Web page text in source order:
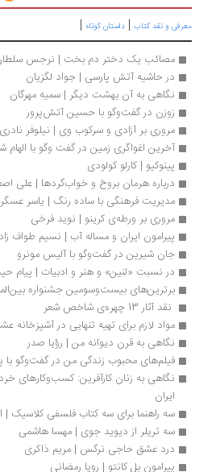
و نقد کتاب|داستان کوتاه|
مصائب یک دختر دم بخت | نرجس سلطان
در حاشیه آتش پارسی | جواد لگزیان
نگاهی به آن بهشت دیگر | سمیه مهرگان
زوزن در گفت‌وگو با حسین آتش‌پرور
مروری بر آزادی و سرکوب وی | نیلوفر نادری
آخرین اغواگری زمین در گفت وگو با الهام
پینوکیو | کارلو کولودی
درباره هرمان بروخ و خواب‌گردها | علی اصغر
مدیریت فرهنگی با ساده رنگ | یاسر عسگری
مروری بر ورطه‌ی کرینو | نوید فرخی‌
پیرامون ایران و مساله آب | نسیم طواف زاده
جان شیرین در گفت‌وگو با آلیس مونرو
در نسبت «لنین» و هنر و ادبیات | پیام
برترین‌های بیست‌وسومین جشنواره بین‌المللی
نقد آثار 13 چهره‌ی شاخص شعر
مواد لازم برای تهیه تنهایی در آشپزخانه عشق |
نگاهی به قرن دیوانه من | رؤیا صدر
فیلم‌های محبوب زندگی من در گفت‌وگو با پرویز
سه راهنما برای سه کتاب فلسفی کلاسیک |
سه تریلر از دیوید جوی | مهسا هاشمی
درد عشق حاجی نرگس | مریم ذاکری
پیرامون بل کانتو | رویا رمضانی